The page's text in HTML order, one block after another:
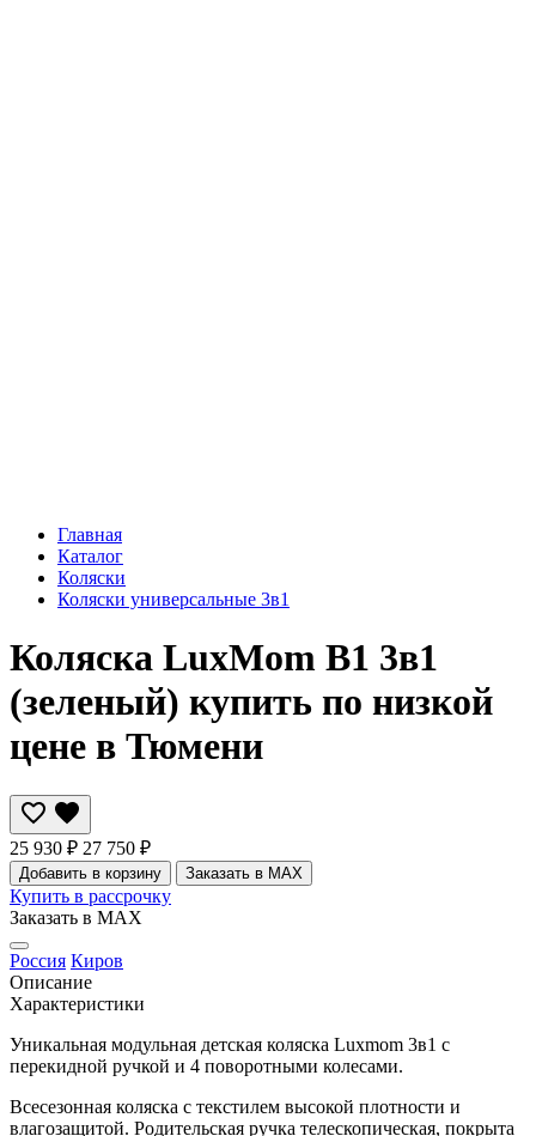
Главная
Каталог
Коляски
Коляски универсальные 3в1
Коляска LuxMom B1 3в1
(зеленый) купить по низкой
цене в Тюмени
25 930 ₽ 27 750 ₽
Добавить в корзину Заказать в MAX
Купить в рассрочку
Заказать в MAX
Россия Киров
Описание
Характеристики
Уникальная модульная детская коляска Luxmom 3в1 с
перекидной ручкой и 4 поворотными колесами.
Всесезонная коляска с текстилем высокой плотности и
влагозащитой. Родительская ручка телескопическая, покрыта